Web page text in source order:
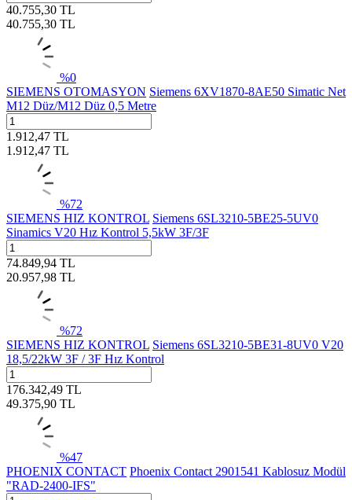
40.755,30 TL
40.755,30 TL
%0
SIEMENS OTOMASYON Siemens 6XV1870-8AE50 Simatic Net
M12 Düz/M12 Düz 0,5 Metre
1.912,47 TL
1.912,47 TL
%72
SIEMENS HIZ KONTROL Siemens 6SL3210-5BE25-5UV0
Sinamics V20 Hız Kontrol 5,5kW 3F/3F
74.849,94 TL
20.957,98 TL
%72
SIEMENS HIZ KONTROL Siemens 6SL3210-5BE31-8UV0 V20
18,5/22kW 3F / 3F Hız Kontrol
176.342,49 TL
49.375,90 TL
%47
PHOENIX CONTACT Phoenix Contact 2901541 Kablosuz Modül
"RAD-2400-IFS"